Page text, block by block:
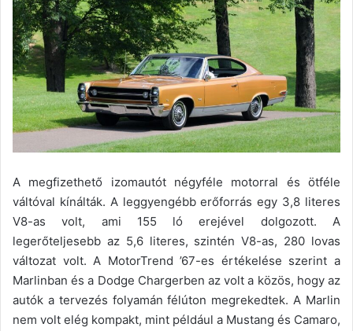
A megfizethető izomautót négyféle motorral és ötféle
váltóval kínálták. A leggyengébb erőforrás egy 3,8 literes
V8-as volt, ami 155 ló erejével dolgozott. A
legerőteljesebb az 5,6 literes, szintén V8-as, 280 lovas
változat volt. A MotorTrend ’67-es értékelése szerint a
Marlinban és a Dodge Chargerben az volt a közös, hogy az
autók a tervezés folyamán félúton megrekedtek. A Marlin
nem volt elég kompakt, mint például a Mustang és Camaro,